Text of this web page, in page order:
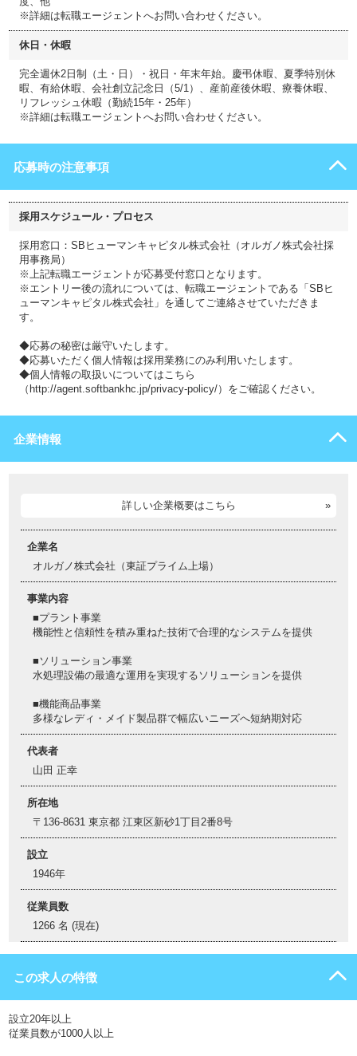
※詳細は転職エージェントへお問い合わせください。
休日・休暇
完全週休2日制（土・日）・祝日・年末年始。慶弔休暇、夏季特別休
暇、有給休暇、会社創立記念日（5/1）、産前産後休暇、療養休暇、
リフレッシュ休暇（勤続15年・25年）
※詳細は転職エージェントへお問い合わせください。
応募時の注意事項
採用スケジュール・プロセス
採用窓口：SBヒューマンキャピタル株式会社（オルガノ株式会社採
用事務局）
※上記転職エージェントが応募受付窓口となります。
※エントリー後の流れについては、転職エージェントである「SBヒ
ューマンキャピタル株式会社」を通してご連絡させていただきま
す。
◆応募の秘密は厳守いたします。
◆応募いただく個人情報は採用業務にのみ利用いたします。
◆個人情報の取扱いについてはこちら
（http://agent.softbankhc.jp/privacy-policy/）をご確認ください。
企業情報
詳しい企業概要はこちら
企業名
オルガノ株式会社（東証プライム上場）
事業内容
■プラント事業
機能性と信頼性を積み重ねた技術で合理的なシステムを提供
■ソリューション事業
水処理設備の最適な運用を実現するソリューションを提供
■機能商品事業
多様なレディ・メイド製品群で幅広いニーズへ短納期対応
代表者
山田 正幸
所在地
〒136-8631 東京都 江東区新砂1丁目2番8号
設立
1946年
従業員数
1266 名 (現在)
この求人の特徴
設立20年以上
従業員数が1000人以上